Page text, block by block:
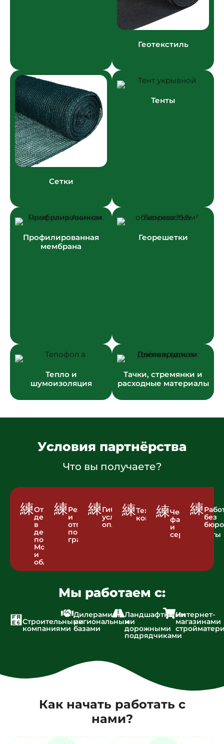
Геотекстиль
Сетки
Тенты
Профилированная
мембрана
Георешетки
Тепло и
шумоизоляция
Тачки, стремянки и
расходные материалы
Условия партнёрства
Что вы получаете?
Отгрузка
день
в
день
по
Москве
и
области
Резерв
и
отгрузка
по
графику
Гибкие
условия
оплаты
Техническая
консультация
Честная
фасовка
и
сертификаты
без
Мы работаем с:
Строительными
компаниями
Дилерами и
региональными
базами
Ландшафтными
и
дорожными
подрядчиками
Интернет-
магазинами
Как начать работать с
нами?